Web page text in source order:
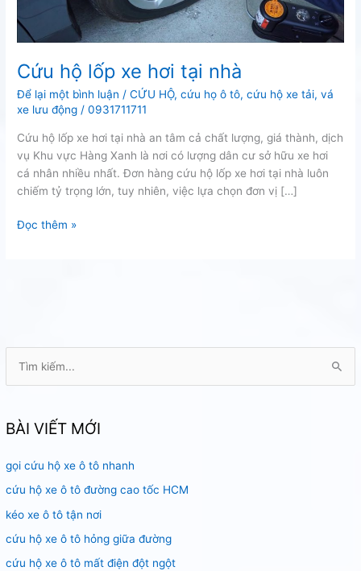
k
ế
m
:
BÀI VIẾT MỚI
gọi cứu hộ xe ô tô nhanh
cứu hộ xe ô tô đường cao tốc HCM
kéo xe ô tô tận nơi
cứu hộ xe ô tô hỏng giữa đường
cứu hộ xe ô tô mất điện đột ngột
Cứu hộ lốp xe hơi tại nhà
Để lại một bình luận /CỨU HỘ,cứu họ ô tô,cứu hộ xe tải,vá
xe lưu động /0931711711
Cứu hộ lốp xe hơi tại nhà an tâm cả chất lượng, giá thành, dịch
vụ Khu vực Hàng Xanh là nơi có lượng dân cư sở hữu xe hơi
cá nhân nhiều nhất. Đơn hàng cứu hộ lốp xe hơi tại nhà luôn
chiếm tỷ trọng lớn, tuy nhiên, việc lựa chọn đơn vị […]
Cứu
Đọc thêm »